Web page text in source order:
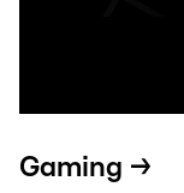
Gaming →